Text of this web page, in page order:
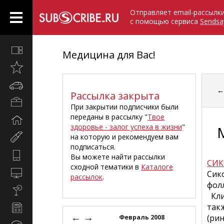
Отправляет email-рассылки
с помощью сервиса
недавно
Компьютеры
Новости
Медицина для Вас!
Рассылка закрыта
При закрытии подписчики были
переданы в рассылку "Твое
здоровье - залог успеха в жизни"
на которую и рекомендуем вам
подписаться.
Вы можете найти рассылки
сходной тематики в Каталоге
рассылок.
← Февраль 2008
→
←